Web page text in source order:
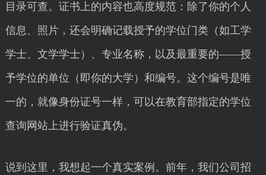
目录可查。证书上的内容也高度规范：除了你的个人
信息、照片，还会明确记载授予的学位门类（如工学
学士、文学学士）、专业名称，以及最重要的——授
予学位的单位（即你的大学）和编号。这个编号是唯
一的，就像身份证号一样，可以在教育部指定的学位
查询网站上进行验证真伪。
说到这里，我想起一个真实案例。前年，我们公司招